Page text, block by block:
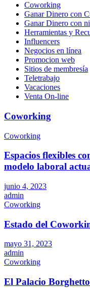
Coworking
Ganar Dinero con
Ganar Dinero con
Herramientas y
Influencers
Negocios en línea
Promocion web
Sitios de membresía
Teletrabajo
Vacaciones
Venta On-line
Coworking
Coworking
Espacios flexibles
modelo laboral
junio 4, 2023
admin
Coworking
Estado del
mayo 31, 2023
admin
Coworking
El Palacio